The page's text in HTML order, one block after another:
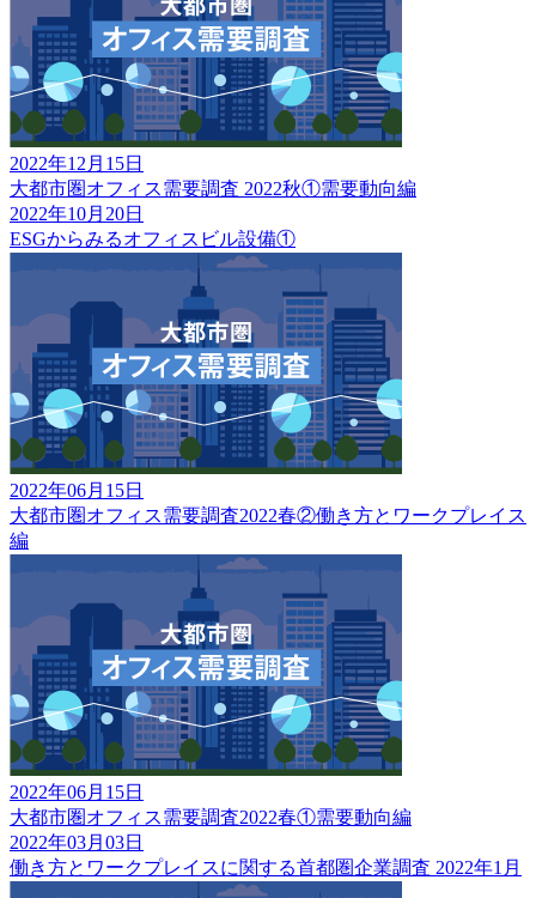
2022年12月15日
大都市圏オフィス需要調査 2022秋①需要動向編
2022年10月20日
ESGからみるオフィスビル設備①
2022年06月15日
大都市圏オフィス需要調査2022春②働き方とワークプレイス
編
2022年06月15日
大都市圏オフィス需要調査2022春①需要動向編
2022年03月03日
働き方とワークプレイスに関する首都圏企業調査 2022年1月